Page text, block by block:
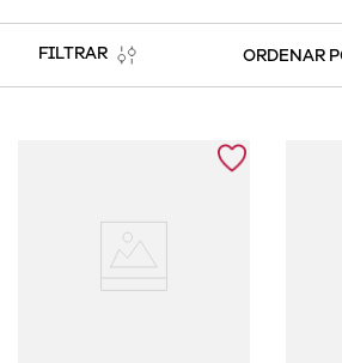
FILTRAR ORDENAR